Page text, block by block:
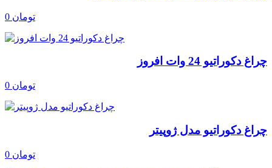
0 تومان
چراغ دکوراتیو 24 وات افروز
0 تومان
چراغ دکوراتیو مدل ژوپیتر
0 تومان